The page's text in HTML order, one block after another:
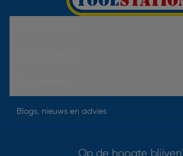
Blogs, nieuws en advies
Op de hoogte